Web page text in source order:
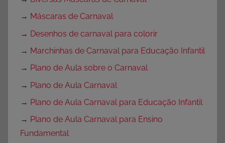
→ Máscaras de Carnaval
→ Desenhos de carnaval para colorir
→ Marchinhas de Carnaval para Educação Infantil
→ Plano de Aula sobre o Carnaval
→ Plano de Aula Carnaval
→ Plano de Aula Carnaval para Educação Infantil
→ Plano de Aula Carnaval para Ensino
Fundamental